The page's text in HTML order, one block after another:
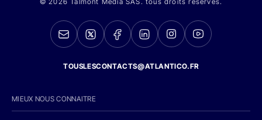
TOUSLESCONTACTS@ATLANTICO.FR
MIEUX NOUS CONNAITRE